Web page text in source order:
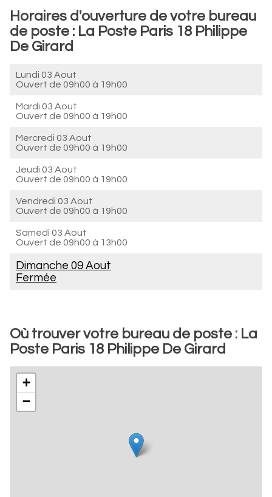
Horaires d'ouverture de votre bureau
de poste : La Poste Paris 18 Philippe
De Girard
Lundi 03 Aout
Ouvert de 09h00 à 19h00
Mardi 03 Aout
Ouvert de 09h00 à 19h00
Mercredi 03 Aout
Ouvert de 09h00 à 19h00
Jeudi 03 Aout
Ouvert de 09h00 à 19h00
Vendredi 03 Aout
Ouvert de 09h00 à 19h00
Samedi 03 Aout
Ouvert de 09h00 à 13h00
Dimanche 09 Aout
Fermée
Où trouver votre bureau de poste : La
Poste Paris 18 Philippe De Girard
+
−